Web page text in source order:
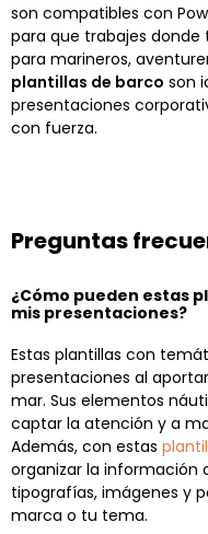
son compatibles con
para que trabajes donde
para marineros,
plantillas de barco son
presentaciones
con fuerza.
Preguntas
¿Cómo pueden estas
mis presentaciones?
Estas plantillas con
presentaciones al
mar. Sus elementos
captar la atención y a
Además, con estas
organizar la información
tipografías, imágenes y
marca o tu tema.